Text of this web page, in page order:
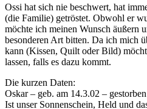
Ossi hat sich nie beschwert, hat
(die Familie) getröstet. Obwohl er
möchte ich meinen Wunsch äußern
besonderen Art bitten. Da ich mich
kann (Kissen, Quilt oder Bild)
lassen, falls es dazu kommt.
Die kurzen Daten:
Oskar – geb. am 14.3.02 –
Ist unser Sonnenschein, Held und